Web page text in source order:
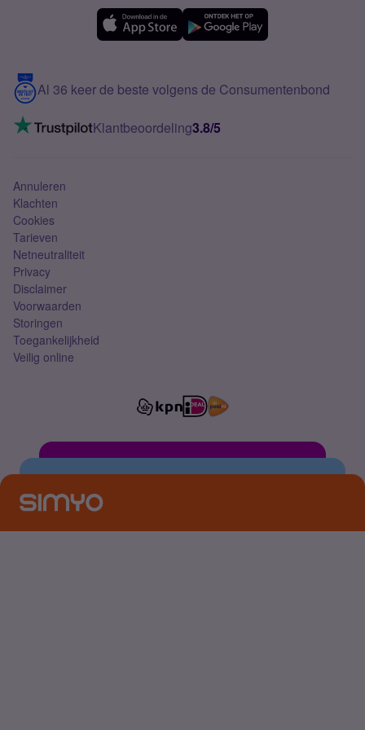
Meerdere nummers
5G internet
Mobiel internet
Mobiel abonnement
Contact
VoLTE 4G bellen
Al 36 keer de beste volgens de Consumentenbond
Klantbeoordeling3.8/5
Annuleren
Klachten
Cookies
Tarieven
Netneutraliteit
Privacy
Disclaimer
Voorwaarden
Storingen
Toegankelijkheid
Veilig online